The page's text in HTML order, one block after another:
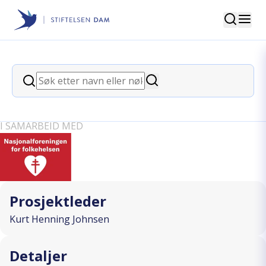
Stiftelsen Dam
Søk
Søk
Søk
back
Gåfotball for personer med demens i
I SAMARBEID MED
Prosjektleder
Kurt Henning Johnsen
Detaljer